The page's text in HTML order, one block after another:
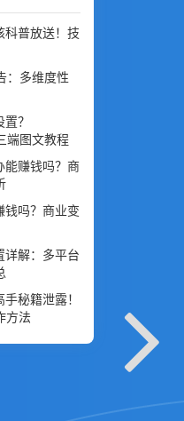
科普放送！技
：多维度性
？
端图文教程
能赚钱吗？商
钱吗？商业变
详解：多平台
秘籍泄露！
方法